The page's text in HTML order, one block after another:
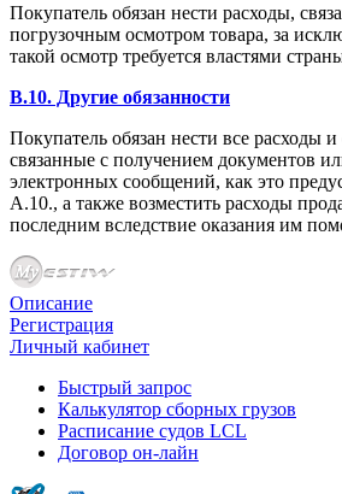
Покупатель обязан нести расходы,
погрузочным осмотром товара, за
такой осмотр требуется властями
B.10. Другие обязанности
Покупатель обязан нести все расходы
связанные с получением документов
электронных сообщений, как это
А.10., а также возместить расходы
последним вследствие оказания им
Описание
Регистрация
Личный кабинет
Быстрый запрос
Калькулятор сборных грузов
Расписание судов LCL
Договор он-лайн